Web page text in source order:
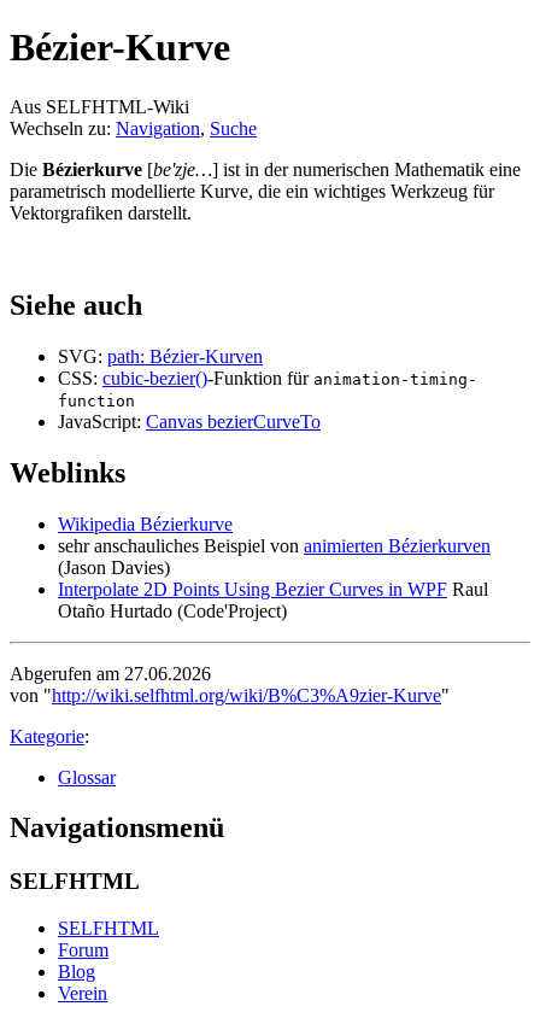
Bézier-Kurve
Aus SELFHTML-Wiki
Wechseln zu: Navigation, Suche
Die Bézierkurve [be'zje…] ist in der numerischen Mathematik eine
parametrisch modellierte Kurve, die ein wichtiges Werkzeug für
Vektorgrafiken darstellt.
Siehe auch
SVG: path: Bézier-Kurven
CSS: cubic-bezier()-Funktion für animation-timing-
function
JavaScript: Canvas bezierCurveTo
Weblinks
Wikipedia Bézierkurve
sehr anschauliches Beispiel von animierten Bézierkurven
(Jason Davies)
Interpolate 2D Points Using Bezier Curves in WPF Raul
Otaño Hurtado (Code'Project)
Abgerufen am 27.06.2026
von "http://wiki.selfhtml.org/wiki/B%C3%A9zier-Kurve"
Kategorie:
Glossar
Navigationsmenü
SELFHTML
SELFHTML
Forum
Blog
Verein